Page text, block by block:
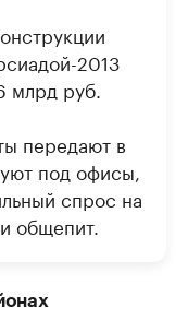
2013
млрд руб.
передают в
под офисы,
спрос на
общепит.